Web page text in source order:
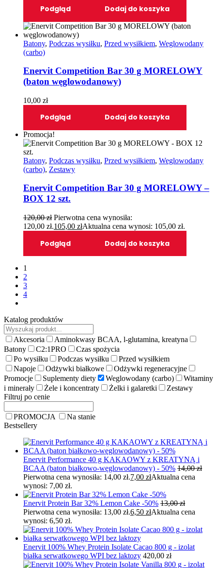
Podgląd Dodaj do koszyka
Batony, Podczas wysiłku, Przed wysiłkiem, Weglowodany
(carbo)
Enervit Competition Bar 30 g MORELOWY
(baton węglowodanowy)
10,00 zł
Podgląd Dodaj do koszyka
Promocja!
Batony, Podczas wysiłku, Przed wysiłkiem, Weglowodany
(carbo), Zestawy
Enervit Competition Bar 30 g MORELOWY –
BOX 12 szt.
120,00zł Pierwotna cena wynosiła:
120,00 zł.105,00 złAktualna cena wynosi: 105,00 zł.
Podgląd Dodaj do koszyka
1
2
3
4
Katalog produktów
Akcesoria
Aminokwasy BCAA, l-glutamina, kreatyna
Batony
C2:1PRO
Czas spożycia
Po wysiłku
Podczas wysiłku
Przed wysiłkiem
Napoje
Odżywki białkowe
Odżywki regeneracyjne
Promocje
Suplementy diety Weglowodany (carbo)
Witaminy
i minerały
Żele i koncentraty Żelki i galaretki
Zestawy
Filtruj po cenie
PROMOCJA
Na stanie
Bestsellery
Enervit Performance 40 g KAKAOWY z KREATYNĄ i
BCAA (baton białkowo-węglowodanowy) - 50% 14,00zł
Pierwotna cena wynosiła: 14,00 zł.7,00 złAktualna cena
wynosi: 7,00 zł.
Enervit Protein Bar 32% Lemon Cake -50% 13,00zł
Pierwotna cena wynosiła: 13,00 zł.6,50 złAktualna cena
wynosi: 6,50 zł.
Enervit 100% Whey Protein Isolate Cacao 800 g - izolat
białka serwatkowego WPI bez laktozy 420,00 zł